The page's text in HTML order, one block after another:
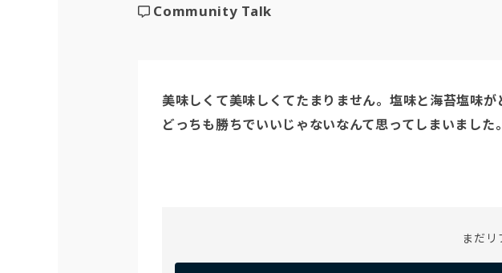
Community Talk
美味しくて美味しくてたまりません。塩味と海苔塩味
どっちも勝ちでいいじゃないなんて思ってしまいました
まだリ